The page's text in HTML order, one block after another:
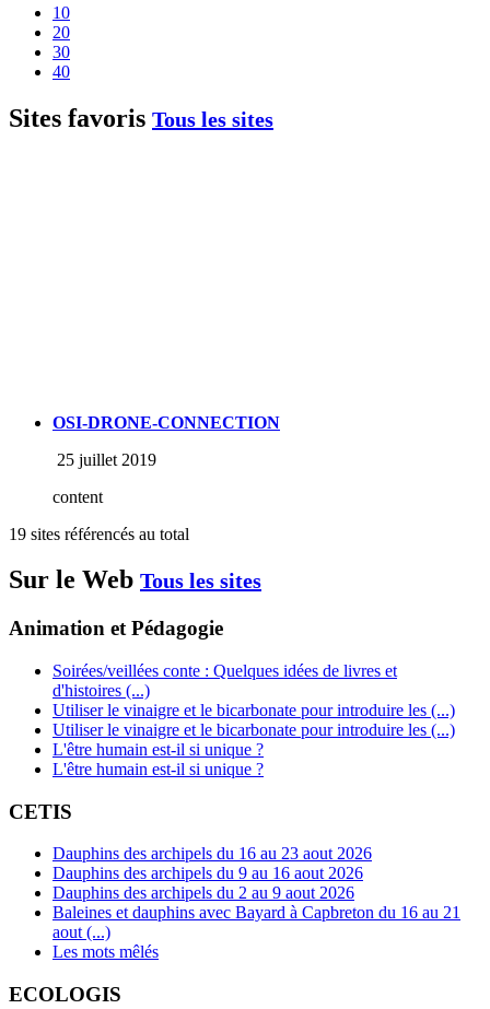
10
20
30
40
Sites favoris Tous les sites
OSI-DRONE-CONNECTION
25 juillet 2019
content
19 sites référencés au total
Sur le Web Tous les sites
Animation et Pédagogie
Soirées/veillées conte : Quelques idées de livres et
d'histoires (...)
Utiliser le vinaigre et le bicarbonate pour introduire les (...)
Utiliser le vinaigre et le bicarbonate pour introduire les (...)
L'être humain est-il si unique ?
L'être humain est-il si unique ?
CETIS
Dauphins des archipels du 16 au 23 aout 2026
Dauphins des archipels du 9 au 16 aout 2026
Dauphins des archipels du 2 au 9 aout 2026
Baleines et dauphins avec Bayard à Capbreton du 16 au 21
aout (...)
Les mots mêlés
ECOLOGIS